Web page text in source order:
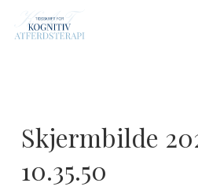
Skjermbilde
10.35.50